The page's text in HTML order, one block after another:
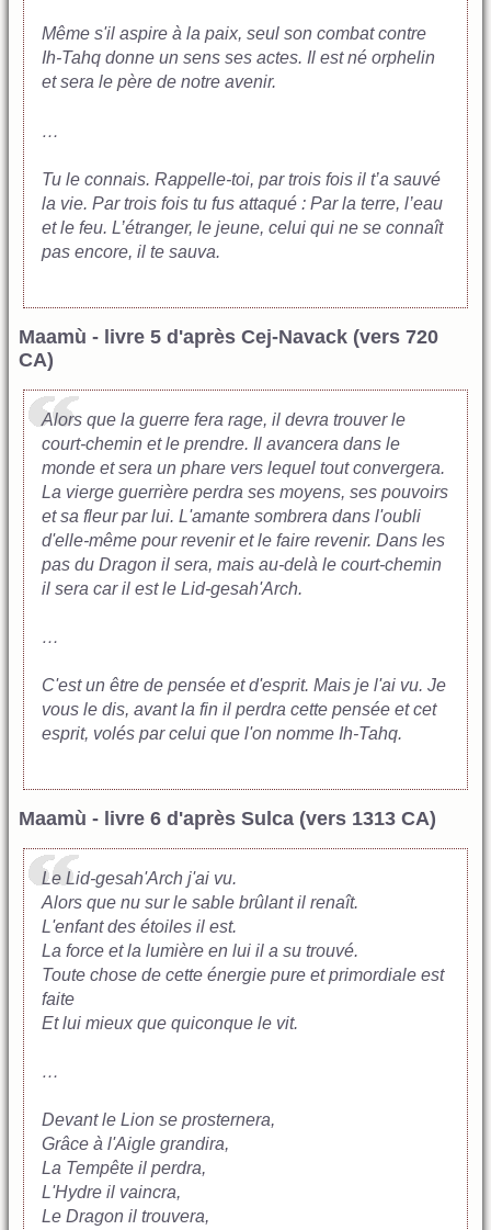
Même s'il aspire à la paix, seul son combat contre
Ih-Tahq donne un sens ses actes. Il est né orphelin
et sera le père de notre avenir.
…
Tu le connais. Rappelle-toi, par trois fois il t’a sauvé
la vie. Par trois fois tu fus attaqué : Par la terre, l’eau
et le feu. L’étranger, le jeune, celui qui ne se connaît
pas encore, il te sauva.
Maamù - livre 5 d'après Cej-Navack (vers 720
CA)
Alors que la guerre fera rage, il devra trouver le
court-chemin et le prendre. Il avancera dans le
monde et sera un phare vers lequel tout convergera.
La vierge guerrière perdra ses moyens, ses pouvoirs
et sa fleur par lui. L'amante sombrera dans l'oubli
d'elle-même pour revenir et le faire revenir. Dans les
pas du Dragon il sera, mais au-delà le court-chemin
il sera car il est le Lid-gesah'Arch.
…
C'est un être de pensée et d'esprit. Mais je l'ai vu. Je
vous le dis, avant la fin il perdra cette pensée et cet
esprit, volés par celui que l'on nomme Ih-Tahq.
Maamù - livre 6 d'après Sulca (vers 1313 CA)
Le Lid-gesah'Arch j'ai vu.
Alors que nu sur le sable brûlant il renaît.
L'enfant des étoiles il est.
La force et la lumière en lui il a su trouvé.
Toute chose de cette énergie pure et primordiale est
faite
Et lui mieux que quiconque le vit.
…
Devant le Lion se prosternera,
Grâce à l'Aigle grandira,
La Tempête il perdra,
L'Hydre il vaincra,
Le Dragon il trouvera,